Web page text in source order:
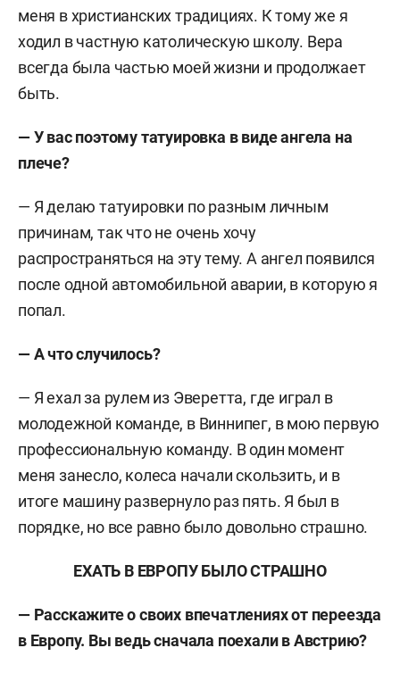
меня в христианских традициях. К тому же я
ходил в частную католическую школу. Вера
всегда была частью моей жизни и продолжает
быть.
— У вас поэтому татуировка в виде ангела на
плече?
— Я делаю татуировки по разным личным
причинам, так что не очень хочу
распространяться на эту тему. А ангел появился
после одной автомобильной аварии, в которую я
попал.
— А что случилось?
— Я ехал за рулем из Эверетта, где играл в
молодежной команде, в Виннипег, в мою первую
профессиональную команду. В один момент
меня занесло, колеса начали скользить, и в
итоге машину развернуло раз пять. Я был в
порядке, но все равно было довольно страшно.
ЕХАТЬ В ЕВРОПУ БЫЛО СТРАШНО
— Расскажите о своих впечатлениях от переезда
в Европу. Вы ведь сначала поехали в Австрию?